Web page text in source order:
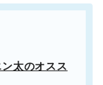
太のオスス